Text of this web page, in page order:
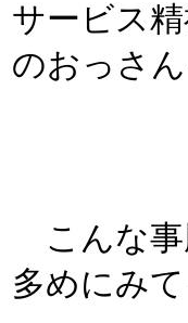
サービス
のおっさ
こんな事
多めにみ